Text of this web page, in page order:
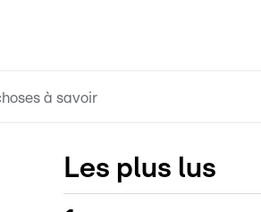
à savoir
Les plus lus